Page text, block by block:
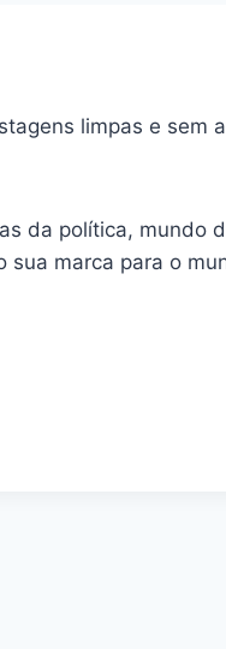
limpas e sem
da política, mundo
marca para o